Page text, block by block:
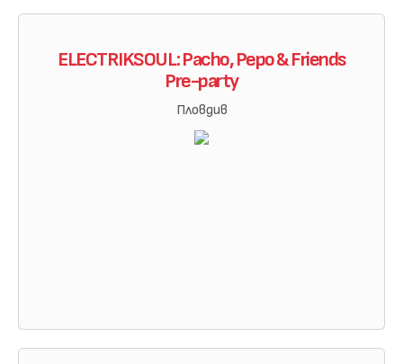
ELECTRIKSOUL: Pacho, Pepo & Friends
Pre-party
Пловдив